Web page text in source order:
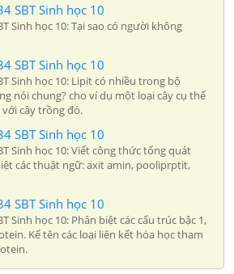
SBT Sinh học 10
Sinh học 10: Tại sao có người không
SBT Sinh học 10
Sinh học 10: Lipit có nhiều trong bộ
nói chung? cho ví dụ một loại cây cụ thể
cây trồng đó.
SBT Sinh học 10
Sinh học 10: Viết công thức tổng quát
các thuật ngữ: axit amin, pooliprptit,
SBT Sinh học 10
Sinh học 10: Phân biệt các cấu trúc bậc 1,
Kể tên các loại liên kết hóa học tham